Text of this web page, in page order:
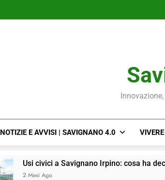
NOTIZIE E AVVISI | SAVIGNANO 4.0
Usi civici a Savignano Irpino: cosa ha
2 Mesi Ago